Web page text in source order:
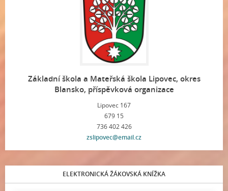
Základní škola a Mateřská škola Lipovec, okres
Blansko, příspěvková organizace
Lipovec 167
679 15
736 402 426
zslipovec@email.cz
ELEKTRONICKÁ ŽÁKOVSKÁ KNÍŽKA